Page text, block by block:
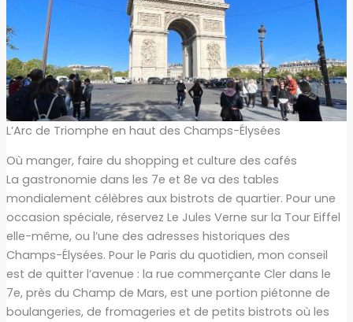
L’Arc de Triomphe en haut des Champs-Élysées
Où manger, faire du shopping et culture des cafés
La gastronomie dans les 7e et 8e va des tables
mondialement célèbres aux bistrots de quartier. Pour une
occasion spéciale, réservez Le Jules Verne sur la Tour Eiffel
elle-même, ou l’une des adresses historiques des
Champs-Élysées. Pour le Paris du quotidien, mon conseil
est de quitter l’avenue : la rue commerçante Cler dans le
7e, près du Champ de Mars, est une portion piétonne de
boulangeries, de fromageries et de petits bistrots où les